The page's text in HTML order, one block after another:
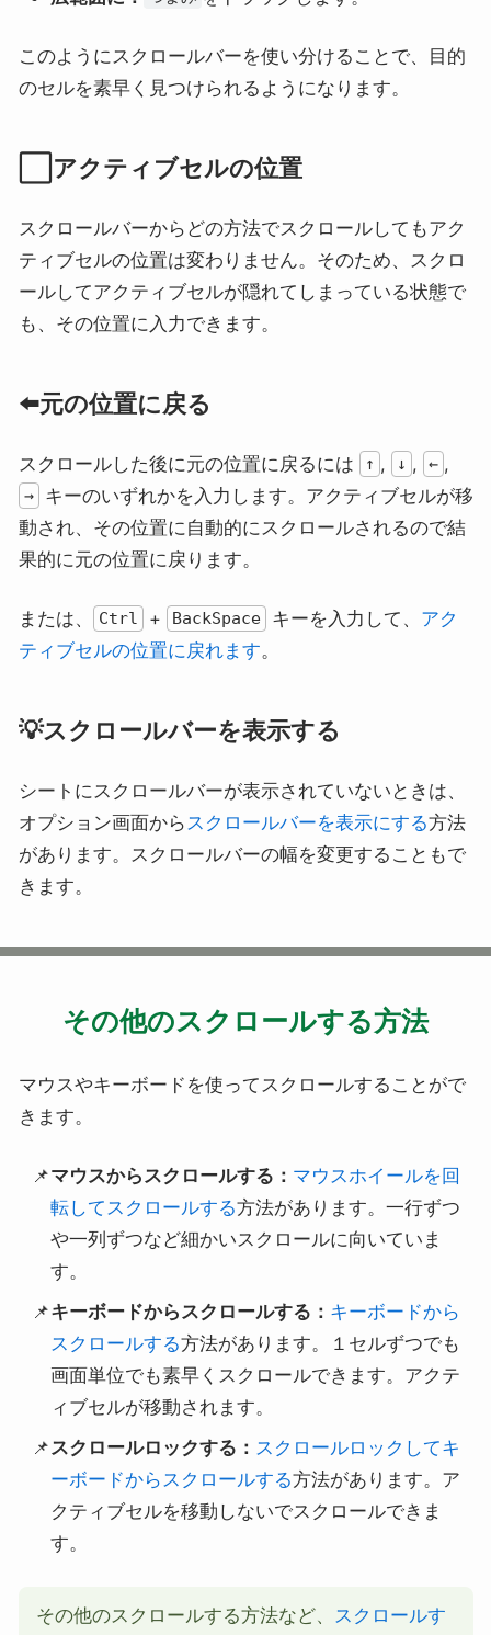
このようにスクロールバーを使い分けることで、目的
のセルを素早く見つけられるようになります。
⬜アクティブセルの位置
スクロールバーからどの方法でスクロールしてもアク
ティブセルの位置は変わりません。そのため、スクロ
ールしてアクティブセルが隠れてしまっている状態で
も、その位置に入力できます。
⬅️元の位置に戻る
スクロールした後に元の位置に戻るには ↑ , ↓ , ← ,
→
キーのいずれかを入力します。アクティブセルが移
動され、その位置に自動的にスクロールされるので結
果的に元の位置に戻ります。
または、 Ctrl + BackSpace キーを入力して、 アク
ティブセルの位置に戻れます。
💡スクロールバーを表示する
シートにスクロールバーが表示されていないときは、
オプション画面から スクロールバーを表示にする方法
があります。スクロールバーの幅を変更することもで
きます。
その他のスクロールする方法
マウスやキーボードを使ってスクロールすることがで
きます。
マウスからスクロールする： マウスホイールを回
転してスクロールする方法があります。一行ずつ
や一列ずつなど細かいスクロールに向いていま
す。
キーボードからスクロールする： キーボードから
スクロールする方法があります。１セルずつでも
画面単位でも素早くスクロールできます。アクテ
ィブセルが移動されます。
スクロールロックする： スクロールロックしてキ
ーボードからスクロールする方法があります。ア
クティブセルを移動しないでスクロールできま
す。
その他のスクロールする方法など、 スクロールす